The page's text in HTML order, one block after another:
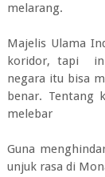
melarang.
Majelis Ulama
koridor, tapi ini
negara itu bisa
benar. Tentang
melebar
Guna
unjuk rasa di